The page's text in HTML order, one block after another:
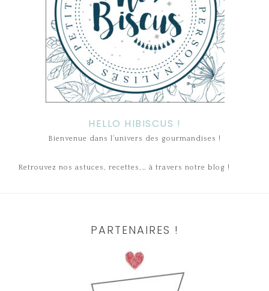
HELLO HIBISCUS !
Bienvenue dans l’univers des gourmandises !
Retrouvez nos astuces, recettes,… à travers notre blog !
PARTENAIRES !